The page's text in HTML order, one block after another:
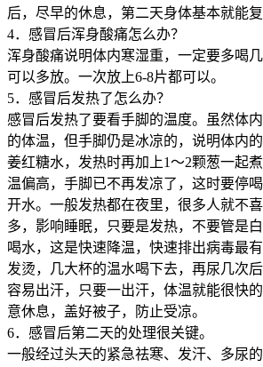
后，尽早的休息，第二天身体基本就能复
4．感冒后浑身酸痛怎么办？
浑身酸痛说明体内寒湿重，一定要多喝
可以多放。一次放上6-8片都可以。
5．感冒后发热了怎么办？
感冒后发热了要看手脚的温度。虽然体
的体温，但手脚仍是冰凉的，说明体内
姜红糖水，发热时再加上1～2颗葱一起
温偏高，手脚已不再发凉了，这时要停
开水。一般发热都在夜里，很多人就不
多，影响睡眠，只要是发热，不要管是
喝水，这是快速降温，快速排出病毒最
发烫，几大杯的温水喝下去，再尿几次
容易出汗，只要一出汗，体温就能很快
意休息，盖好被子，防止受凉。
6．感冒后第二天的处理很关键。
一般经过头天的紧急祛寒、发汗、多尿